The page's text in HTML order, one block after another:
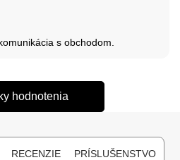
s obchodom.
hodnotenia
RECENZIE PRÍSLUŠENSTVO